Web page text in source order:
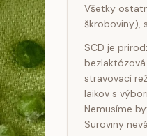
Všetky
škroboviny),
SCD je
stravovací
laikov s
Nemusíme
Suroviny